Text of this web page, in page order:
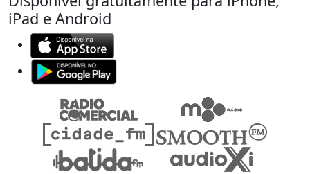
iPad e Android